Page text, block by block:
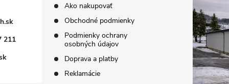
211
Ako nakupovať
Obchodné podmienky
Podmienky ochrany
osobných údajov
Doprava a platby
Reklamácie